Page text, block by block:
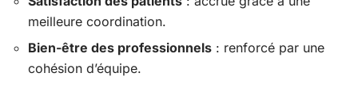
meilleure coordination.
Bien-être des professionnels : renforcé par une
cohésion d’équipe.